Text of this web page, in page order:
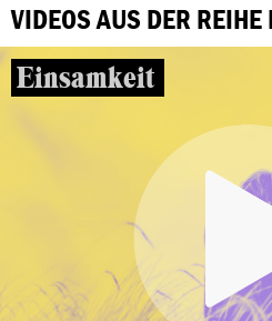
VIDEOS AUS DER
Einsamkeit